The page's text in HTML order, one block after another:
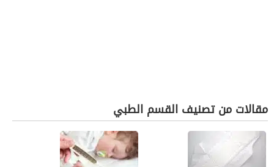
مقالات من تصنيف القسم الطبي